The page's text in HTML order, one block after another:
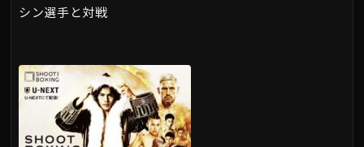
シン選手と対戦